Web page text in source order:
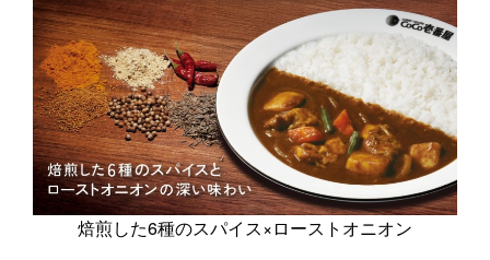
焙煎した6種のスパイス×ローストオニオン